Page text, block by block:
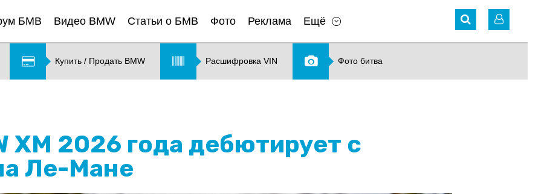
БМВ Видео BMW Статьи о БМВ Фото Реклама Ещё
Купить / Продать BMW Расшифровка VIN Фото битва
XM 2026 года дебютирует с
Ле-Мане